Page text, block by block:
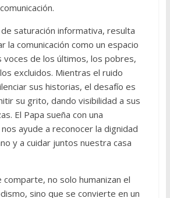
saturación informativa, resulta
la comunicación como un espacio
voces de los últimos, los pobres,
excluidos. Mientras el ruido
sus historias, el desafío es
su grito, dando visibilidad a sus
El Papa sueña con una
ayude a reconocer la dignidad
y a cuidar juntos nuestra casa
no solo humanizan el
sino que se convierte en un